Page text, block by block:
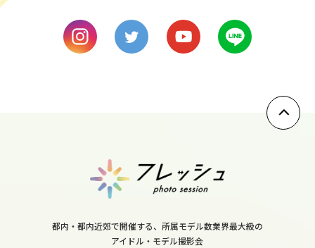
sun
wed
都内・都内近郊で開催する、所属モデル数業界最大級の
アイドル・モデル撮影会